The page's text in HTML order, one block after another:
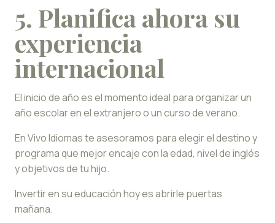
5. Planifica ahora su
experiencia
internacional
El inicio de año es el momento ideal para organizar un
año escolar en el extranjero o un curso de verano.
En Vivo Idiomas te asesoramos para elegir el destino y
programa que mejor encaje con la edad, nivel de inglés
y objetivos de tu hijo.
Invertir en su educación hoy es abrirle puertas
mañana.